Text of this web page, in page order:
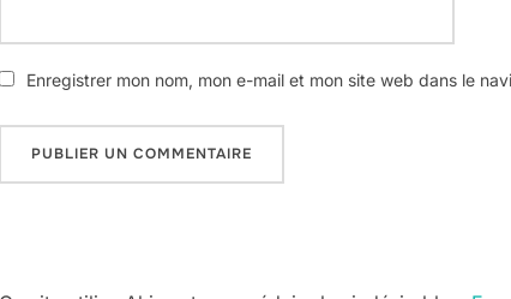
Enregistrer mon nom, mon e-mail et mon site web dans le